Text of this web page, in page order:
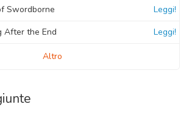
Swordborne Leggi!
After the End Leggi!
Altro